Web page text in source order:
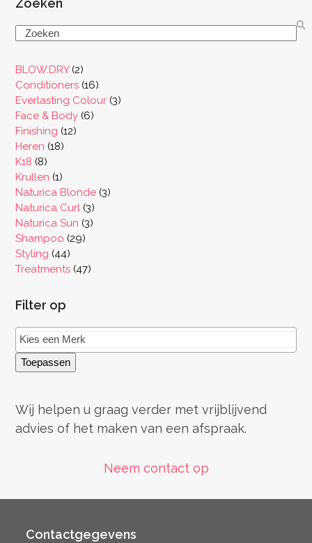
Zoeken
Search
BLOW.DRY 22
producten
Conditioners 1616
producten
Everlasting Colour 33
Face & Body 66
Finishing 1212
Heren 1818
K18 88
producten
Krullen 11
product
Naturica Blonde 33
Naturica Curl 33
producten
Naturica Sun 33
Shampoo 2929
Styling 4444
producten
Treatments 4747
Filter op
Toepassen
Wij helpen u graag verder met vrijblijvend
advies of het maken van een afspraak.
Neem contact op
Contactgegevens